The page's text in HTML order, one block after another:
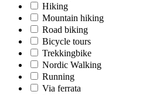
Hiking
Mountain hiking
Road biking
Bicycle tours
Trekkingbike
Nordic Walking
Running
Via ferrata